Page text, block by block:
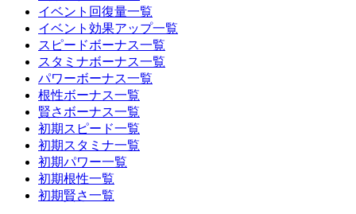
イベント回復量一覧
イベント効果アップ一覧
スピードボーナス一覧
スタミナボーナス一覧
パワーボーナス一覧
根性ボーナス一覧
賢さボーナス一覧
初期スピード一覧
初期スタミナ一覧
初期パワー一覧
初期根性一覧
初期賢さ一覧